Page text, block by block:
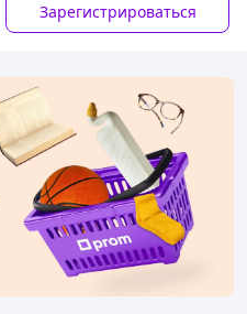
Зарегистрироваться